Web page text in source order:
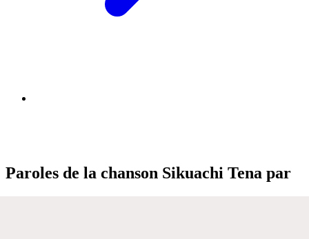
Paroles de la chanson Sikuachi Tena par